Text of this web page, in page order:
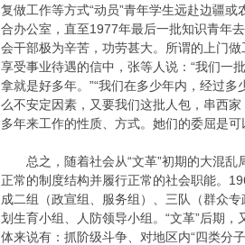
复做工作等方式“动员”青年学生远赴边疆
合办公室，直至1977年最后一批知识青年
会干部极为辛苦，功劳甚大。所谓的上门
享受事业待遇的信中，张等人说：“我们一
拿就是好多年。”“我们在多少年内，经过
么不安定因素，又要我们这批人包，串西
多年来工作的性质、方式。她们的委屈是
总之，随着社会从“文革”初期的大混乱
正常的制度结构并履行正常的社会职能。
成二组（政宣组、服务组）、三队（群众
划生育小组、人防领导小组。“文革”后期
体来说有：抓阶级斗争、对地区内“四类分